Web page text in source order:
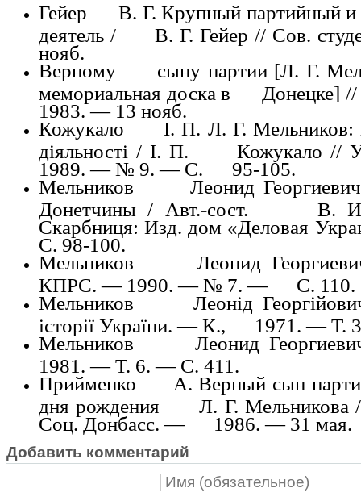
Гейер В. Г. Крупный партийный и
деятель / В. Г. Гейер // Сов.
нояб.
Верному сыну партии [Л. Г.
мемориальная доска в Донецке]
1983. — 13 нояб.
Кожукало І. П. Л. Г. Мельников:
діяльності / І. П. Кожукало //
1989. — № 9. — С. 95-105.
Мельников Леонид
Донетчины / Авт.-сост. В.
Скарбниця: Изд. дом «Деловая
С. 98-100.
Мельников Леонид
КПРС. — 1990. — № 7. — С. 110.
Мельников Леонід
історії України. — К., 1971. — Т.
Мельников Леонид
1981. — Т. 6. — С. 411.
Прийменко А. Верный сын
дня рождения Л. Г. Мельникова
Соц. Донбасс. — 1986. — 31 мая.
Добавить комментарий
Имя (обязательное)